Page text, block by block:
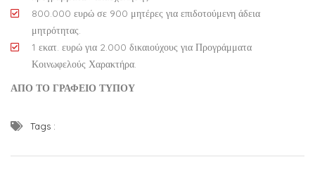
800.000 ευρώ σε 900 μητέρες για επιδοτούμενη άδεια
μητρότητας.
1 εκατ. ευρώ για 2.000 δικαιούχους για Προγράμματα
Κοινωφελούς Χαρακτήρα.
ΑΠΟ ΤΟ ΓΡΑΦΕΙΟ ΤΥΠΟΥ
Tags :